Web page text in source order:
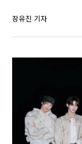
장유진 기자